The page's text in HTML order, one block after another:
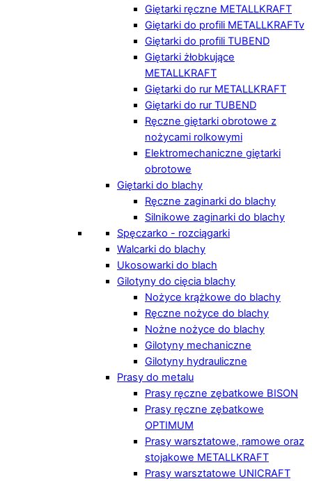
Giętarki ręczne METALLKRAFT
Giętarki do profili METALLKRAFTv
Giętarki do profili TUBEND
Giętarki żłobkujące
METALLKRAFT
Giętarki do rur METALLKRAFT
Giętarki do rur TUBEND
Ręczne giętarki obrotowe z
nożycami rolkowymi
Elektromechaniczne giętarki
obrotowe
Giętarki do blachy
Ręczne zaginarki do blachy
Silnikowe zaginarki do blachy
Spęczarko - rozciągarki
Walcarki do blachy
Ukosowarki do blach
Gilotyny do cięcia blachy
Nożyce krążkowe do blachy
Ręczne nożyce do blachy
Nożne nożyce do blachy
Gilotyny mechaniczne
Gilotyny hydrauliczne
Prasy do metalu
Prasy ręczne zębatkowe BISON
Prasy ręczne zębatkowe
OPTIMUM
Prasy warsztatowe, ramowe oraz
stojakowe METALLKRAFT
Prasy warsztatowe UNICRAFT